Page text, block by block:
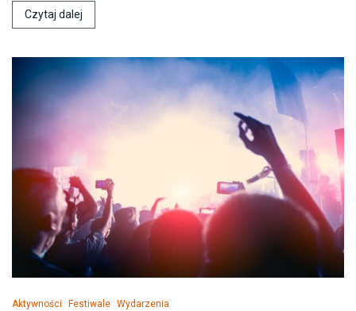
Czytaj dalej
Aktywności Festiwale Wydarzenia